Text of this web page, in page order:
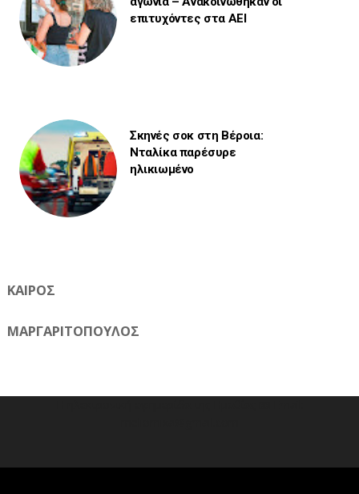
επιτυχόντες στα ΑΕΙ
Σκηνές σοκ στη Βέροια:
Νταλίκα παρέσυρε
ηλικιωμένο
ΚΑΙΡΟΣ
ΜΑΡΓΑΡΙΤΟΠΟΥΛΟΣ